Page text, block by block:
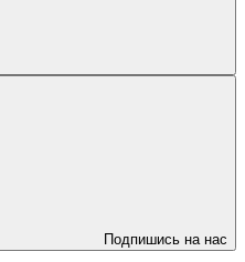
Подпишись на нас